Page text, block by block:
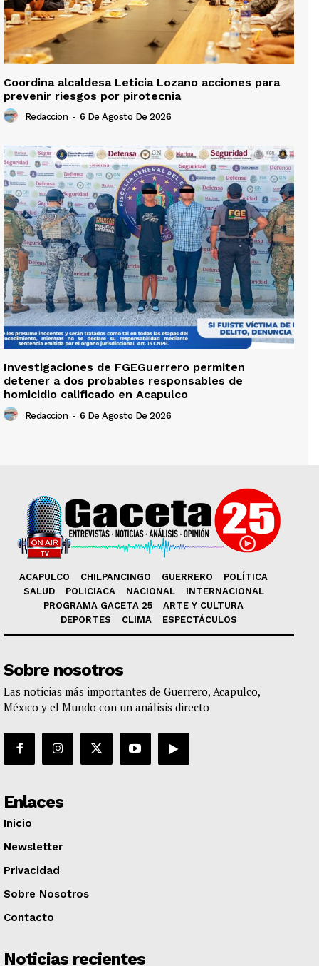
Coordina alcaldesa Leticia Lozano acciones para
prevenir riesgos por pirotecnia
Redaccion - 6 De Agosto De 2026
Investigaciones de FGEGuerrero permiten
detener a dos probables responsables de
homicidio calificado en Acapulco
Redaccion - 6 De Agosto De 2026
ACAPULCO CHILPANCINGO GUERRERO
POLÍTICA
SALUD
POLICIACA NACIONAL
INTERNACIONAL
PROGRAMA GACETA 25
ARTE Y CULTURA
DEPORTES
CLIMA ESPECTÁCULOS
Sobre nosotros
Las noticias más importantes de Guerrero, Acapulco,
México y el Mundo con un análisis directo
Enlaces
Inicio
Newsletter
Privacidad
Sobre Nosotros
Contacto
Noticias recientes